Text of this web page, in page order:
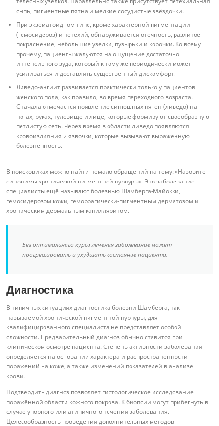
сыпь, пигментные пятна и мелкие сосудистые звёздочки.
При экзематоидном типе, кроме характерной пигментации
(гемосидероз) и петехий, обнаруживается отёчность, разлитое
покраснение, небольшие узелки, пузырьки и корочки. Ко всему
прочему, пациенты жалуются на ощущение достаточно
интенсивного зуда, который к тому же периодически может
усиливаться и доставлять существенный дискомфорт.
Ливедо-ангиит развивается практически только у пациентов
женского пола, как правило, во время переходного возраста.
Сначала отмечается появление синюшных пятен (ливедо) на
ногах, руках, туловище и лице, которые формируют своеобразную
петлистую сеть. Через время в области ливедо появляются
кровоизлияния и язвочки, которые вызывают выраженную
болезненность.
В поисковиках можно найти немало обращений на тему: «Назовите
синонимы хронической пигментной пурпуры». Это заболевание
специалисты ещё называют болезнью Шамберга-Майокки,
гемосидерозом кожи, геморрагически-пигментным дерматозом и
хроническим дермальным капилляритом.
Без оптимального курса лечения заболевание может
прогрессировать и ухудшать состояние пациента.
Диагностика
В типичных ситуациях диагностика болезни Шамберга, так
называемой хронической пигментной пурпуры, для
квалифицированного специалиста не представляет особой
сложности. Предварительный диагноз обычно ставится при
клиническом осмотре пациента. Степень активности заболевания
определяется на основании характера и распространённости
поражений на коже, а также изменений показателей в анализе
крови.
Подтвердить диагноз позволяет гистологическое исследование
поражённой области кожного покрова. К биопсии могут прибегнуть в
случае упорного или атипичного течения заболевания.
Целесообразность проведения дополнительных методов